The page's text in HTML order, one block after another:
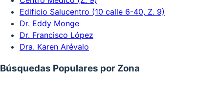
Edificio Salucentro (10 calle 6-40, Z. 9)
Dr. Eddy Monge
Dr. Francisco López
Dra. Karen Arévalo
Búsquedas Populares por Zona